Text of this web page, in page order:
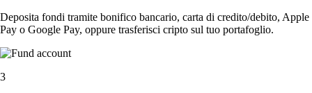
Deposita fondi tramite bonifico bancario, carta di credito/debito, Apple
Pay o Google Pay, oppure trasferisci cripto sul tuo portafoglio.
3